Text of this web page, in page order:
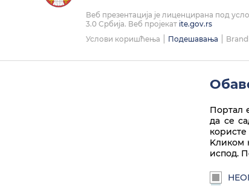
Веб презентација је лиценцирана под
3.0 Србија. Веб пројекат ite.gov.rs
Услови коришћења
Подешавања
Портал
да се
Kликом
испод.